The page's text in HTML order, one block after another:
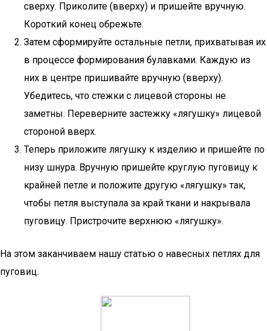
сверху. Приколите (вверху) и пришейте вручную.
Короткий конец обрежьте.
Затем сформируйте остальные петли, прихватывая их
в процессе формирования булавками. Каждую из
них в центре пришивайте вручную (вверху).
Убедитесь, что стежки с лицевой стороны не
заметны. Переверните застежку «лягушку» лицевой
стороной вверх.
Теперь приложите лягушку к изделию и пришейте по
низу шнура. Вручную пришейте круглую пуговицу к
крайней петле и положите другую «лягушку» так,
чтобы петля выступала за край ткани и накрывала
пуговицу. Пристрочите верхнюю «лягушку».
На этом заканчиваем нашу статью о навесных петлях для
пуговиц.